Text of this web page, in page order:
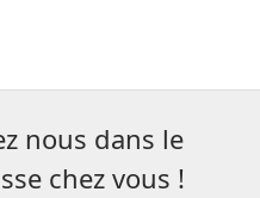
nous dans le
chez vous !